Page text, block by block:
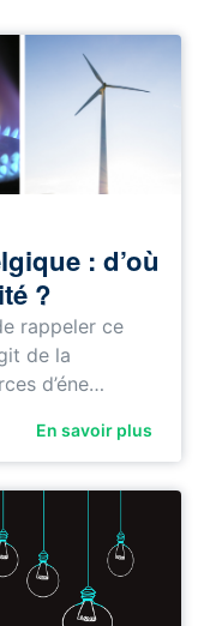
: d’où
?
rappeler ce
de la
d’éne…
En savoir plus